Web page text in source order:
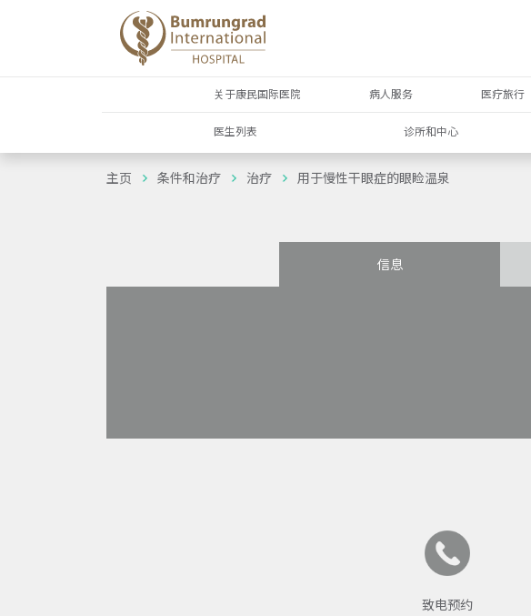
关于康民国际医院 病人服务 医疗旅行
医生列表 诊所和中心
主页 条件和治疗 治疗 用于慢性干眼症的眼睑温泉
信息
致电预约